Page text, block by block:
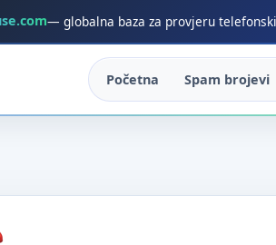
— globalna baza za provjeru
Početna Spam brojevi